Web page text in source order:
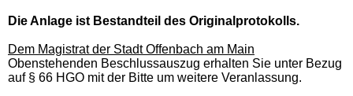
Die Anlage ist Bestandteil des Originalprotokolls.
Dem Magistrat der Stadt Offenbach am Main
Obenstehenden Beschlussauszug erhalten Sie unter Bezug
auf § 66 HGO mit der Bitte um weitere Veranlassung.